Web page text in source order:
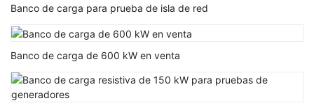
Banco de carga para prueba de isla de red
Banco de carga de 600 kW en venta